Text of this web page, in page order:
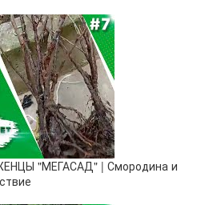
"МЕГАСАД" | Смородина и